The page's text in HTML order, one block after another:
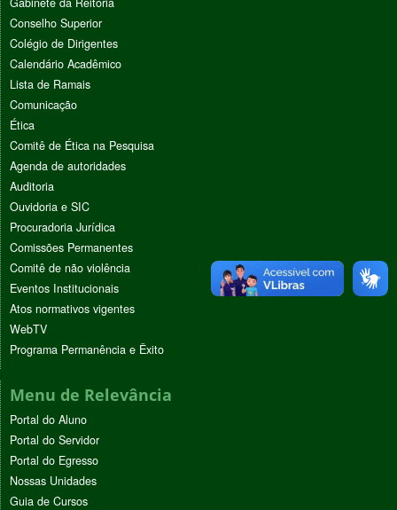
Conselho Superior
Colégio de Dirigentes
Calendário Acadêmico
Lista de Ramais
Comunicação
Ética
Comitê de Ética na Pesquisa
Agenda de autoridades
Auditoria
Ouvidoria e SIC
Procuradoria Jurídica
Comissões Permanentes
Comitê de não violência
Eventos Institucionais
Atos normativos vigentes
WebTV
Programa Permanência e Êxito
Menu de Relevância
Portal do Aluno
Portal do Servidor
Portal do Egresso
Nossas Unidades
Guia de Cursos